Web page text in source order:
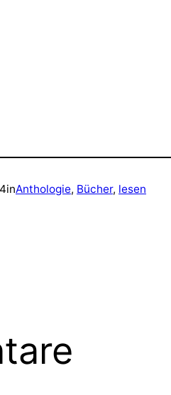
inAnthologie, Bücher, lesen